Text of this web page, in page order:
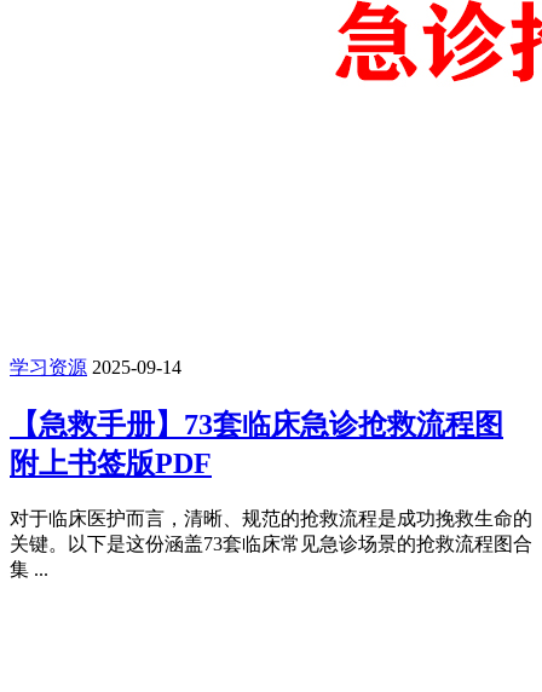
学习资源 2025-09-14
【急救手册】73套临床急诊抢救流程图
附上书签版PDF
对于临床医护而言，清晰、规范的抢救流程是成功挽救生命的
关键。以下是这份涵盖73套临床常见急诊场景的抢救流程图合
集 ...